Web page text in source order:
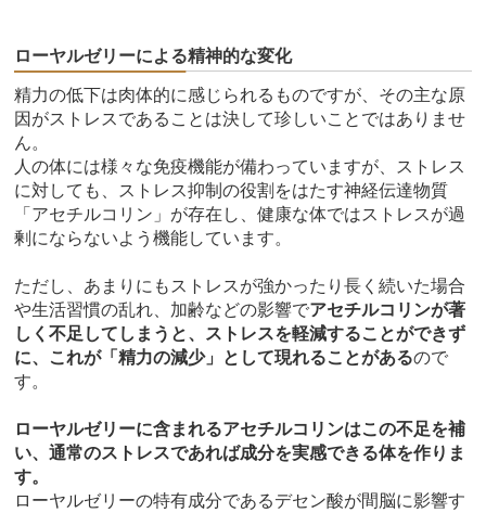
ローヤルゼリーによる精神的な変化
精力の低下は肉体的に感じられるものですが、その主な原
因がストレスであることは決して珍しいことではありませ
ん。
人の体には様々な免疫機能が備わっていますが、ストレス
に対しても、ストレス抑制の役割をはたす神経伝達物質
「アセチルコリン」が存在し、健康な体ではストレスが過
剰にならないよう機能しています。
ただし、あまりにもストレスが強かったり長く続いた場合
や生活習慣の乱れ、加齢などの影響でアセチルコリンが著
しく不足してしまうと、ストレスを軽減することができず
に、これが「精力の減少」として現れることがあるので
す。
ローヤルゼリーに含まれるアセチルコリンはこの不足を補
い、通常のストレスであれば成分を実感できる体を作りま
す。
ローヤルゼリーの特有成分であるデセン酸が間脳に影響す